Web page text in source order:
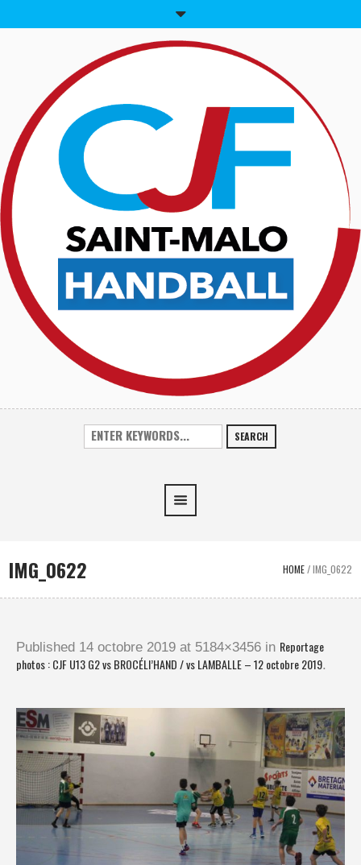
SEARCH
IMG_0622 HOME/IMG_0622
Published 14 octobre 2019 at 5184×3456 in Reportage
photos : CJF U13 G2 vs BROCÉLI’HAND / vs LAMBALLE – 12 octobre 2019.